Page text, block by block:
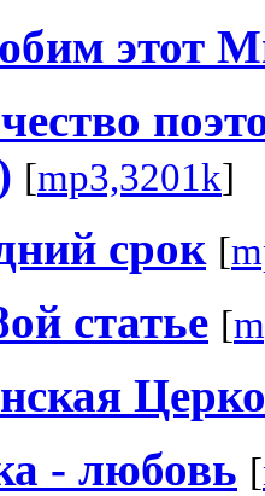
этот
[mp3,3201k]
срок [
статье [
- любовь [